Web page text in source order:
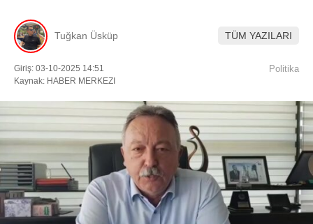
TikTok
Tuğkan Üsküp TÜM YAZILARI
Giriş: 03-10-2025 14:51
Kaynak: HABER MERKEZI
Politika